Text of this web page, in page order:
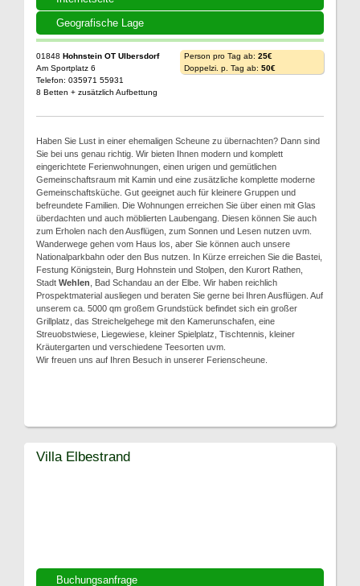
Geografische Lage
01848 Hohnstein OT Ulbersdorf
Am Sportplatz 6
Telefon: 035971 55931
8 Betten + zusätzlich Aufbettung
Person pro Tag ab: 25€
Doppelzi. p. Tag ab: 50€
Haben Sie Lust in einer ehemaligen Scheune zu übernachten? Dann sind
Sie bei uns genau richtig. Wir bieten Ihnen modern und komplett
eingerichtete Ferienwohnungen, einen urigen und gemütlichen
Gemeinschaftsraum mit Kamin und eine zusätzliche komplette moderne
Gemeinschaftsküche. Gut geeignet auch für kleinere Gruppen und
befreundete Familien. Die Wohnungen erreichen Sie über einen mit Glas
überdachten und auch möblierten Laubengang. Diesen können Sie auch
zum Erholen nach den Ausflügen, zum Sonnen und Lesen nutzen uvm.
Wanderwege gehen vom Haus los, aber Sie können auch unsere
Nationalparkbahn oder den Bus nutzen. In Kürze erreichen Sie die Bastei,
Festung Königstein, Burg Hohnstein und Stolpen, den Kurort Rathen,
Stadt Wehlen , Bad Schandau an der Elbe. Wir haben reichlich
Prospektmaterial ausliegen und beraten Sie gerne bei Ihren Ausflügen. Auf
unserem ca. 5000 qm großem Grundstück befindet sich ein großer
Grillplatz, das Streichelgehege mit den Kamerunschafen, eine
Streuobstwiese, Liegewiese, kleiner Spielplatz, Tischtennis, kleiner
Kräutergarten und verschiedene Teesorten uvm.
Wir freuen uns auf Ihren Besuch in unserer Ferienscheune.
Buchungsanfrage
Villa Elbestrand